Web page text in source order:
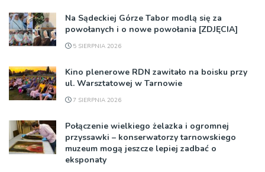
Na Sądeckiej Górze Tabor modlą się za
powołanych i o nowe powołania [ZDJĘCIA]
5 SIERPNIA 2026
Kino plenerowe RDN zawitało na boisku przy
ul. Warsztatowej w Tarnowie
7 SIERPNIA 2026
Połączenie wielkiego żelazka i ogromnej
przyssawki – konserwatorzy tarnowskiego
muzeum mogą jeszcze lepiej zadbać o
eksponaty